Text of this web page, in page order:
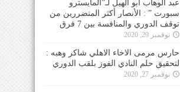
عبد الوهاب ابو الهيل لـ”المايسترو
سبورت ” : الأنصار أكثر المتضررين من
توقف الدوري والمنافسة بين 7 فرق
نوفمبر 29, 2020
حارس مرمى الاخاء الاهلي شاكر وهبه :
لتحقيق حلم النادي الفوز بلقب الدوري
نوفمبر 27, 2020